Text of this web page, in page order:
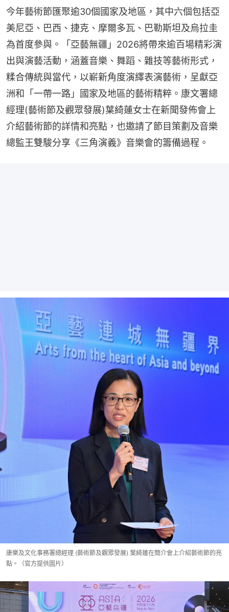
今年藝術節匯聚逾30個國家及地區，其中六個包括亞
美尼亞、巴西、捷克、摩爾多瓦、巴勒斯坦及烏拉圭
為首度參與。「亞藝無疆」2026將帶來逾百場精彩演
出與演藝活動，涵蓋音樂、舞蹈、雜技等藝術形式，
糅合傳統與當代，以嶄新角度演繹表演藝術，呈獻亞
洲和「一帶一路」國家及地區的藝術精粹。康文署總
經理(藝術節及觀眾發展)葉綺蓮女士在新聞發佈會上
介紹藝術節的詳情和亮點，也邀請了節目策劃及音樂
總監王雙駿分享《三角演義》音樂會的籌備過程。
康樂及文化事務署總經理 (藝術節及觀眾發展) 葉綺蓮在簡介會上介紹藝術節的亮
點。（官方提供圖片）